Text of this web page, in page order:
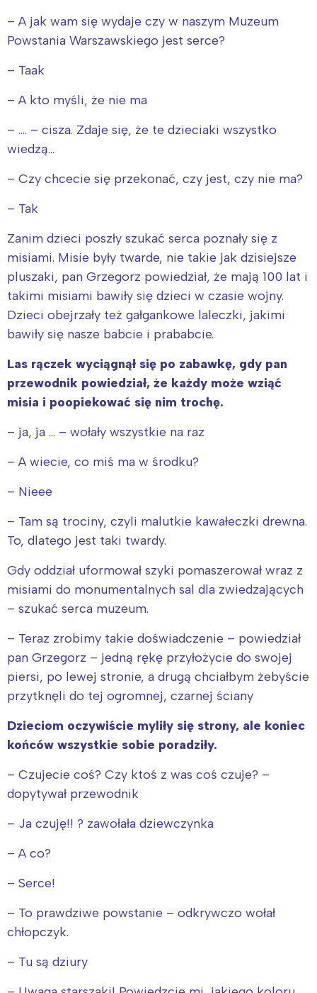
– A jak wam się wydaje czy w naszym Muzeum
Powstania Warszawskiego jest serce?
– Taak
– A kto myśli, że nie ma
– …. – cisza. Zdaje się, że te dzieciaki wszystko
wiedzą…
– Czy chcecie się przekonać, czy jest, czy nie ma?
– Tak
Zanim dzieci poszły szukać serca poznały się z
misiami. Misie były twarde, nie takie jak dzisiejsze
pluszaki, pan Grzegorz powiedział, że mają 100 lat i
takimi misiami bawiły się dzieci w czasie wojny.
Dzieci obejrzały też gałgankowe laleczki, jakimi
bawiły się nasze babcie i prababcie.
Las rączek wyciągnął się po zabawkę, gdy pan
przewodnik powiedział, że każdy może wziąć
misia i poopiekować się nim trochę.
– ja, ja … – wołały wszystkie na raz
– A wiecie, co miś ma w środku?
– Nieee
– Tam są trociny, czyli malutkie kawałeczki drewna.
To, dlatego jest taki twardy.
Gdy oddział uformował szyki pomaszerował wraz z
misiami do monumentalnych sal dla zwiedzających
– szukać serca muzeum.
– Teraz zrobimy takie doświadczenie – powiedział
pan Grzegorz – jedną rękę przyłożycie do swojej
piersi, po lewej stronie, a drugą chciałbym żebyście
przytknęli do tej ogromnej, czarnej ściany
Dzieciom oczywiście myliły się strony, ale koniec
końców wszystkie sobie poradziły.
– Czujecie coś? Czy ktoś z was coś czuje? –
dopytywał przewodnik
– Ja czuję!! ? zawołała dziewczynka
– A co?
– Serce!
– To prawdziwe powstanie – odkrywczo wołał
chłopczyk.
– Tu są dziury